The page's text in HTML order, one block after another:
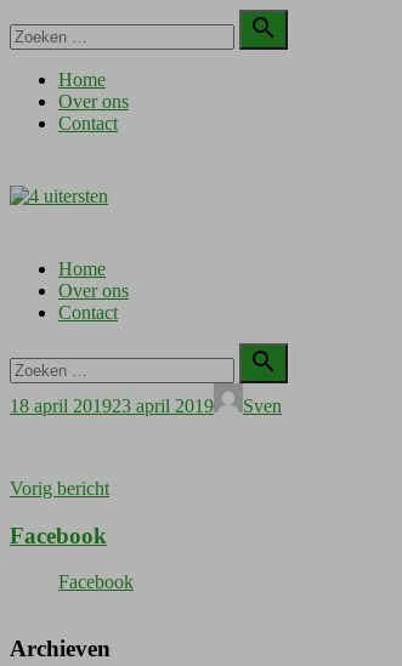
naar
naar:

Zoeken
Home
Over ons
Contact
Home
Over ons
Contact
naar:

Zoeken
op
18 april 201923 april 2019 Sven
Bericht
navigatie
Vorig bericht
Facebook
Facebook
Archieven